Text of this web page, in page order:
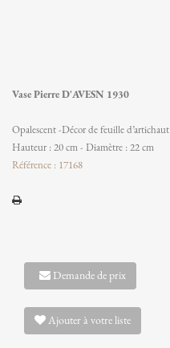
Vase Pierre D'AVESN 1930
Opalescent -Décor de feuille d’artichaut
Hauteur : 20 cm - Diamètre : 22 cm
Référence : 17168
Demande de prix
Ajouter à votre liste